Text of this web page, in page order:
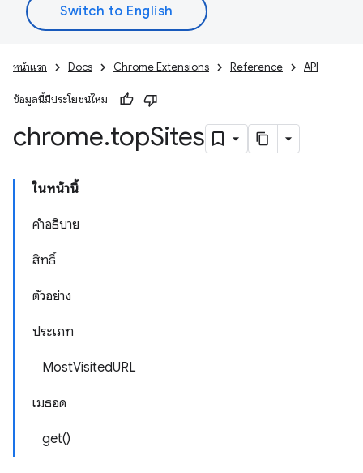
หน้าแรก Docs Chrome Extensions Reference API
ข้อมูลนี้มีประโยชน์ไหม
chrome.topSites
ในหน้านี้
คำอธิบาย
สิทธิ์
ตัวอย่าง
ประเภท
MostVisitedURL
เมธอด
get()